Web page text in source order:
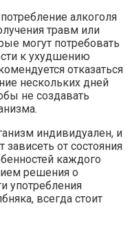
алкоголя
травм или
могут потребовать
к ухудшению
отказаться
нескольких дней
не создавать
индивидуален, и
от состояния
каждого
решения о
употребления
всегда стоит